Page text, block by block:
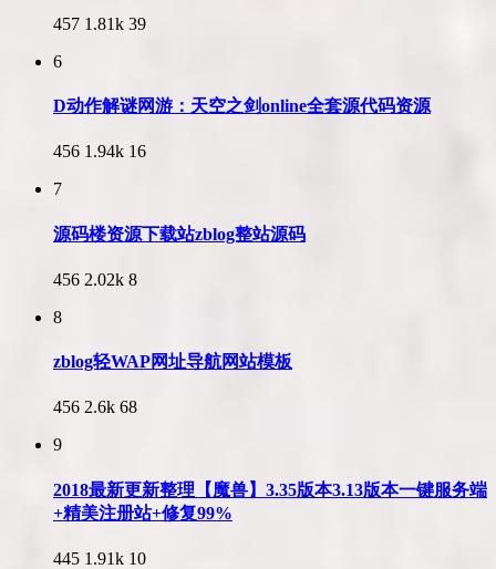
457 1.81k 39
6
D动作解谜网游：天空之剑online全套源代码资源
456 1.94k 16
7
源码楼资源下载站zblog整站源码
456 2.02k 8
8
zblog轻WAP网址导航网站模板
456 2.6k 68
9
2018最新更新整理【魔兽】3.35版本3.13版本一键服务端
+精美注册站+修复99%
445 1.91k 10